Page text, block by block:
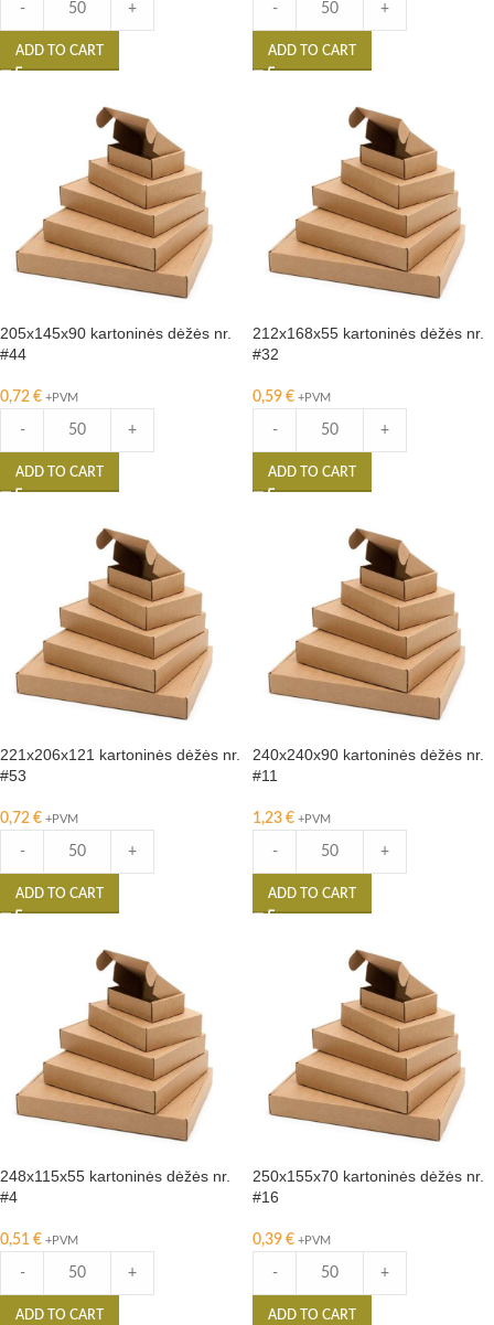
- +
ADD TO CART
- +
ADD TO CART
205x145x90 kartoninės dėžės nr.
#44
0,72 € +PVM
- +
ADD TO CART
212x168x55 kartoninės dėžės nr.
#32
0,59 € +PVM
- +
ADD TO CART
221x206x121 kartoninės dėžės nr.
#53
0,72 € +PVM
- +
ADD TO CART
240x240x90 kartoninės dėžės nr.
#11
1,23 € +PVM
- +
ADD TO CART
248x115x55 kartoninės dėžės nr.
#4
0,51 € +PVM
- +
ADD TO CART
250x155x70 kartoninės dėžės nr.
#16
0,39 € +PVM
- +
ADD TO CART